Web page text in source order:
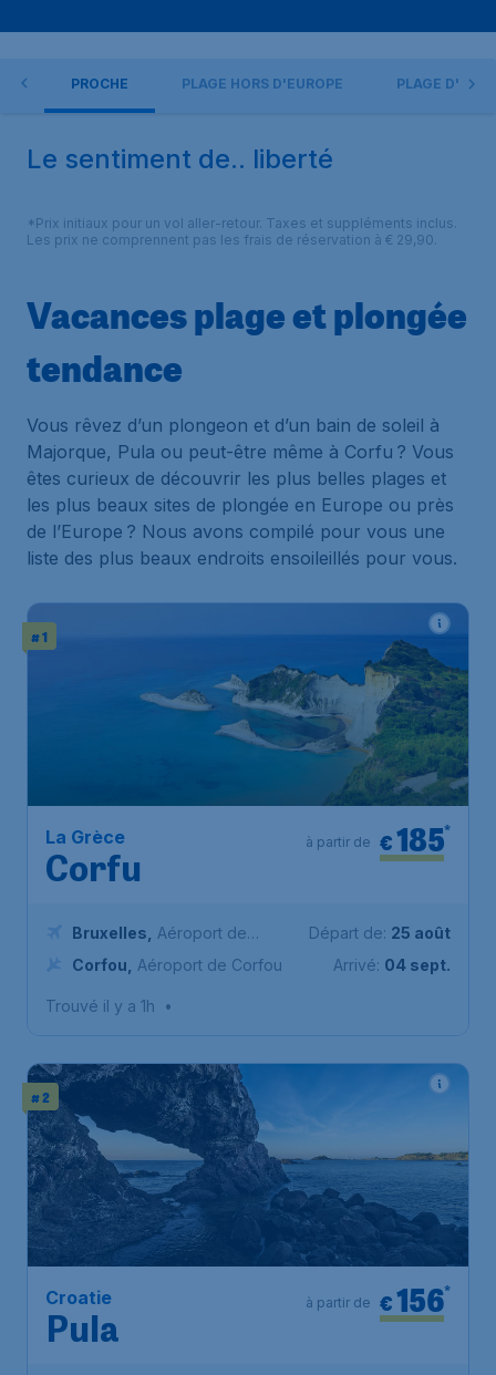
PROCHE PLAGE HORS D'EUROPE PLAGE
Le sentiment de.. liberté
*Prix initiaux pour un vol aller-retour. Taxes et suppléments inclus.
Les prix ne comprennent pas les frais de réservation à € 29,90.
Vacances plage et plongée
tendance
Vous rêvez d’un plongeon et d’un bain de soleil à
Majorque, Pula ou peut-être même à Corfu ? Vous
êtes curieux de découvrir les plus belles plages et
les plus beaux sites de plongée en Europe ou près
de l’Europe ? Nous avons compilé pour vous une
liste des plus beaux endroits ensoileillés pour vous.
# 1
La Grèce
Corfu
€185*
à partir de
Bruxelles
Aéroport de
Bruxelles-National
Corfou Aéroport de Corfou
Départ de: 25 août
Arrivé: 04 sept.
Trouvé il y a 1h •
# 2
Croatie
Pula
€156*
à partir de